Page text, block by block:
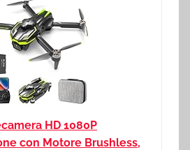
HD 1080P
con Motore Brushless,